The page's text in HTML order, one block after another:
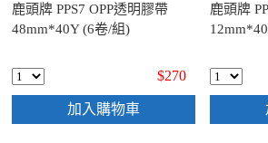
鹿頭牌 PPS7 OPP透明膠帶
48mm*40Y (6卷/組)
$270
加入購物車
鹿頭牌